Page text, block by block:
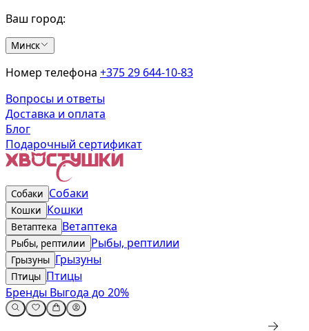
Ваш город:
Минск
Номер телефона +375 29 644-10-83
Вопросы и ответы
Доставка и оплата
Блог
Подарочный сертификат
Собаки Собаки
Кошки Кошки
Ветаптека Ветаптека
Рыбы, рептилии Рыбы, рептилии
Грызуны Грызуны
Птицы Птицы
Бренды Выгода до 20%